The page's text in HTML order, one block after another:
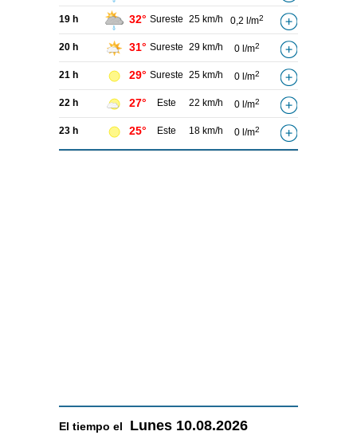
19 h 32° Sureste 25 km/h 0,2 l/m2
20 h 31° Sureste 29 km/h 0 l/m2
21 h 29° Sureste 25 km/h 0 l/m2
22 h 27° Este 22 km/h 0 l/m2
23 h 25° Este 18 km/h 0 l/m2
El tiempo el Lunes 10.08.2026